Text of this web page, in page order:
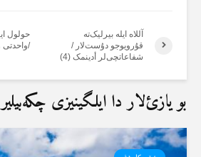
حولول
/واحدتی
آللاە ایلە بیرلیک‌تە
قۇرویوجو دۇست‌لار /
شفاعاتچی‌لر أدینمک (4)
بو یازئ‌لار دا ایلگینیزی چکەبیلیر